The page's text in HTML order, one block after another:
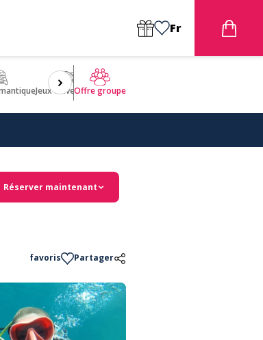
Fr
Jeux d'aventuresBien être
Offre groupe
Réserver maintenant
favoris Partager